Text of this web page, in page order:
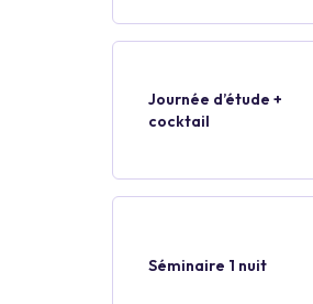
Journée d’étude +
cocktail
Séminaire 1 nuit